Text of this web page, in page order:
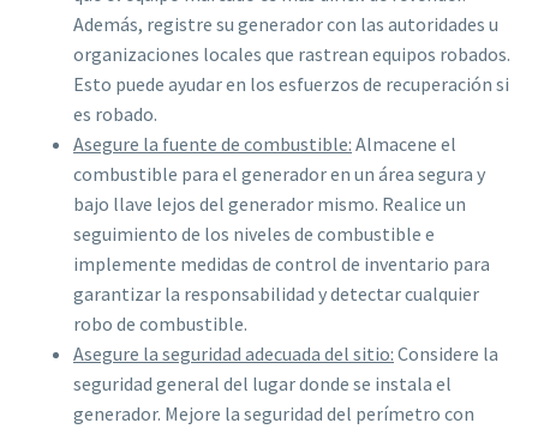
Además, registre su generador con las autoridades u
organizaciones locales que rastrean equipos robados.
Esto puede ayudar en los esfuerzos de recuperación si
es robado.
Asegure la fuente de combustible: Almacene el
combustible para el generador en un área segura y
bajo llave lejos del generador mismo. Realice un
seguimiento de los niveles de combustible e
implemente medidas de control de inventario para
garantizar la responsabilidad y detectar cualquier
robo de combustible.
Asegure la seguridad adecuada del sitio: Considere la
seguridad general del lugar donde se instala el
generador. Mejore la seguridad del perímetro con